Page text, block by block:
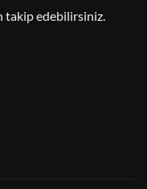
takip edebilirsiniz.